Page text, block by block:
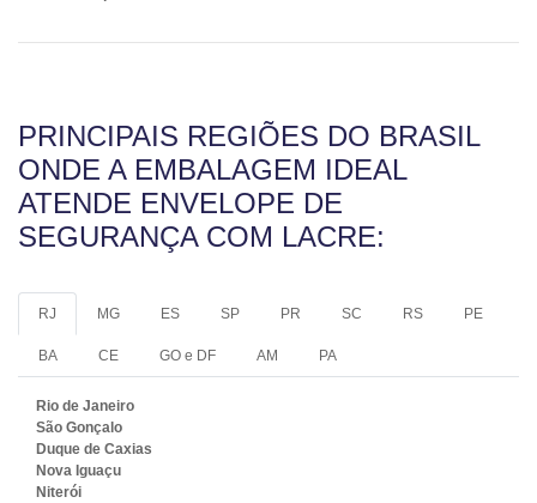
PRINCIPAIS REGIÕES DO BRASIL
ONDE A EMBALAGEM IDEAL
ATENDE ENVELOPE DE
SEGURANÇA COM LACRE:
RJ MG ES SP PR SC RS PE
BA CE GO e DF AM PA
Rio de Janeiro
São Gonçalo
Duque de Caxias
Nova Iguaçu
Niterói